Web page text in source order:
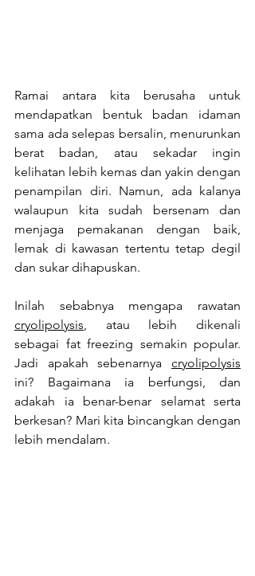
Ramai antara kita berusaha untuk
mendapatkan bentuk badan idaman
sama ada selepas bersalin, menurunkan
berat badan, atau sekadar ingin
kelihatan lebih kemas dan yakin dengan
penampilan diri. Namun, ada kalanya
walaupun kita sudah bersenam dan
menjaga pemakanan dengan baik,
lemak di kawasan tertentu tetap degil
dan sukar dihapuskan.
cryolipolysis, atau lebih dikenali
sebagai fat freezing semakin popular.
Jadi apakah sebenarnya cryolipolysis
ini? Bagaimana ia berfungsi, dan
adakah ia benar-benar selamat serta
berkesan? Mari kita bincangkan dengan
lebih mendalam.